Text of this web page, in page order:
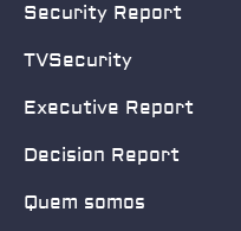
Security Report
TVSecurity
Executive Report
Decision Report
Quem somos